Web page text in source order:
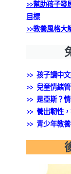
>>幫助孩子發
目標
>>教養風格大
>> 孩子讀中
>> 兒童情緒
>> 是亞斯？
>> 養出韌性
>> 青少年教